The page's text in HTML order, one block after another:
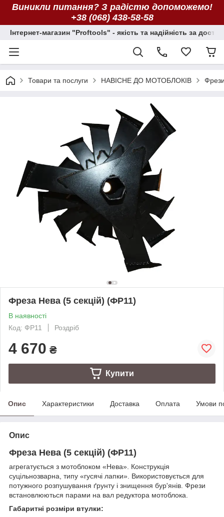
Виникли питання? З радістю допоможемо!
+38 (068) 438-58-58
Інтернет-магазин "Proftools" - якість та надійність за
Товари та послуги НАВІСНЕ ДО МОТОБЛОКІВ
Фреза Нева (5 секцій) (ФР11)
В наявності
Код: ФР11
Роздріб
4 670 ₴
Купити
Опис Характеристики Доставка Оплата Умови
Опис
Фреза Нева (5 секцій) (ФР11)
агрегатується з мотоблоком «Нева». Конструкція
суцільнозварна, типу «гусячі лапки». Використовується для
потужного розпушування ґрунту і знищення бур'янів. Фрези
встановлюються парами на вал редуктора мотоблока.
Габаритні розміри втулки: